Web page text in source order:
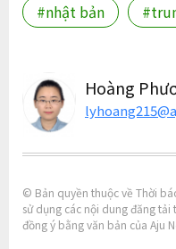
#nhật bản
Hoàng
© Bản quyền thuộc về Thời
sử dụng các nội dung đăng
đồng ý bằng văn bản của Aju